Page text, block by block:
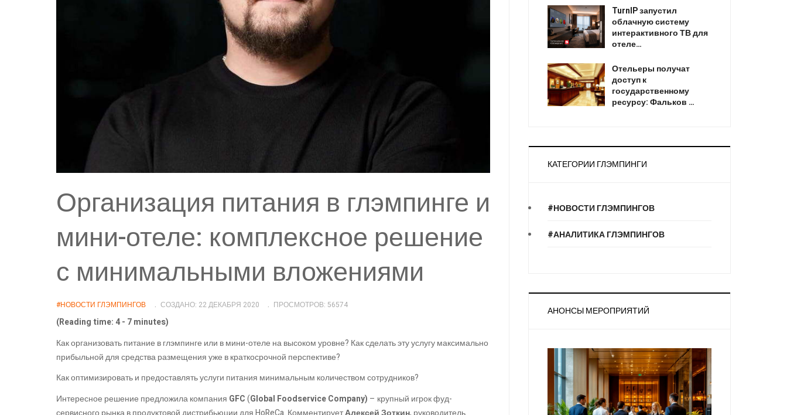
Организация питания в глэмпинге и
мини-отеле: комплексное решение
с минимальными вложениями
#НОВОСТИ ГЛЭМПИНГОВ СОЗДАНО: 22 ДЕКАБРЯ 2020 ПРОСМОТРОВ: 56574
(Reading time: 4 - 7 minutes)
Как организовать питание в глэмпинге или в мини-отеле на высоком уровне? Как сделать эту услугу максимально
прибыльной для средства размещения уже в краткосрочной перспективе?
Как оптимизировать и предоставлять услуги питания минимальным количеством сотрудников?
Интересное решение предложила компания GFC(Global Foodservice Company) – крупный игрок фуд-
TurnIP запустил
облачную систему
интерактивного ТВ для
отеле…
Отельеры получат
доступ к
государственному
ресурсу: Фальков …
КАТЕГОРИИ ГЛЭМПИНГИ
#НОВОСТИ ГЛЭМПИНГОВ
#АНАЛИТИКА ГЛЭМПИНГОВ
АНОНСЫ МЕРОПРИЯТИЙ